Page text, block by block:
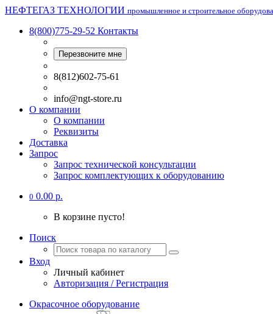
НЕФТЕГАЗ ТЕХНОЛОГИИ промышленное и строительное
8(800)775-29-52 Контакты
Перезвоните мне
8(812)602-75-61
info@ngt-store.ru
О компании
О компании
Реквизиты
Доставка
Запрос
Запрос технической консультации
Запрос комплектующих к оборудованию
0 0.00 р.
В корзине пусто!
Поиск
Вход
Личный кабинет
Авторизация / Регистрация
Окрасочное оборудование